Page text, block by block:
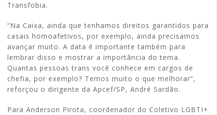
Transfobia.
“Na Caixa, ainda que tenhamos direitos garantidos para
casais homoafetivos, por exemplo, ainda precisamos
avançar muito. A data é importante também para
lembrar disso e mostrar a importância do tema.
Quantas pessoas trans você conhece em cargos de
chefia, por exemplo? Temos muito o que melhorar”,
reforçou o dirigente da Apcef/SP, André Sardão.
Para Anderson Pirota, coordenador do Coletivo LGBTI+